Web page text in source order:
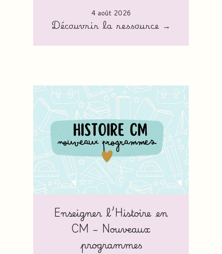
4 août 2026
Découvrir la ressource →
Enseigner l’Histoire en
CM – Nouveaux
programmes